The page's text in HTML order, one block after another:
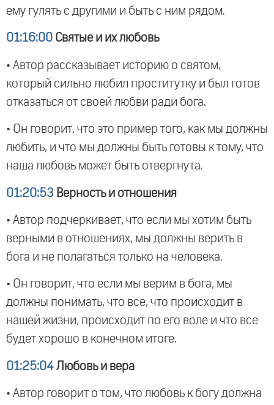
ему гулять с другими и быть с ним рядом.
01:16:00 Святые и их любовь
• Автор рассказывает историю о святом,
который сильно любил проститутку и был готов
отказаться от своей любви ради бога.
• Он говорит, что это пример того, как мы должны
любить, и что мы должны быть готовы к тому, что
наша любовь может быть отвергнута.
01:20:53 Верность и отношения
• Автор подчеркивает, что если мы хотим быть
верными в отношениях, мы должны верить в
бога и не полагаться только на человека.
• Он говорит, что если мы верим в бога, мы
должны понимать, что все, что происходит в
нашей жизни, происходит по его воле и что все
будет хорошо в конечном итоге.
01:25:04 Любовь и вера
• Автор говорит о том, что любовь к богу должна